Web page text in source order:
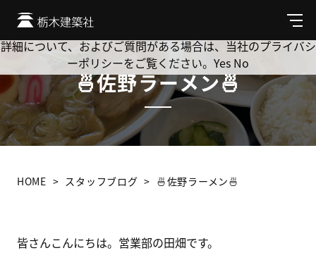
メ
ニ
ュ
🍜佐野ラーメン🍜
HOME スタッフブログ 🍜佐野ラーメン🍜
皆さんこんにちは。営業部の田畑です。
Cookie を使用して、お客様の活動を追跡してもよろしいです
か? 当社ではお客様のプライバシーを極めて重視しています。
詳細について、およびご質問がある場合は、当社のプライバシ
ーポリシーをご覧ください。 Yes No